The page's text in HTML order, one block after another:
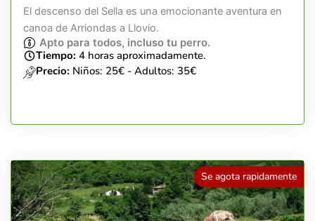
El descenso del Sella es una emocionante aventura en
canoa de Arriondas a Llovio.
Apto para todos, incluso tu perro.
Tiempo: 4 horas aproximadamente.
Precio: Niños: 25€ - Adultos: 35€
Se agota rapidamente